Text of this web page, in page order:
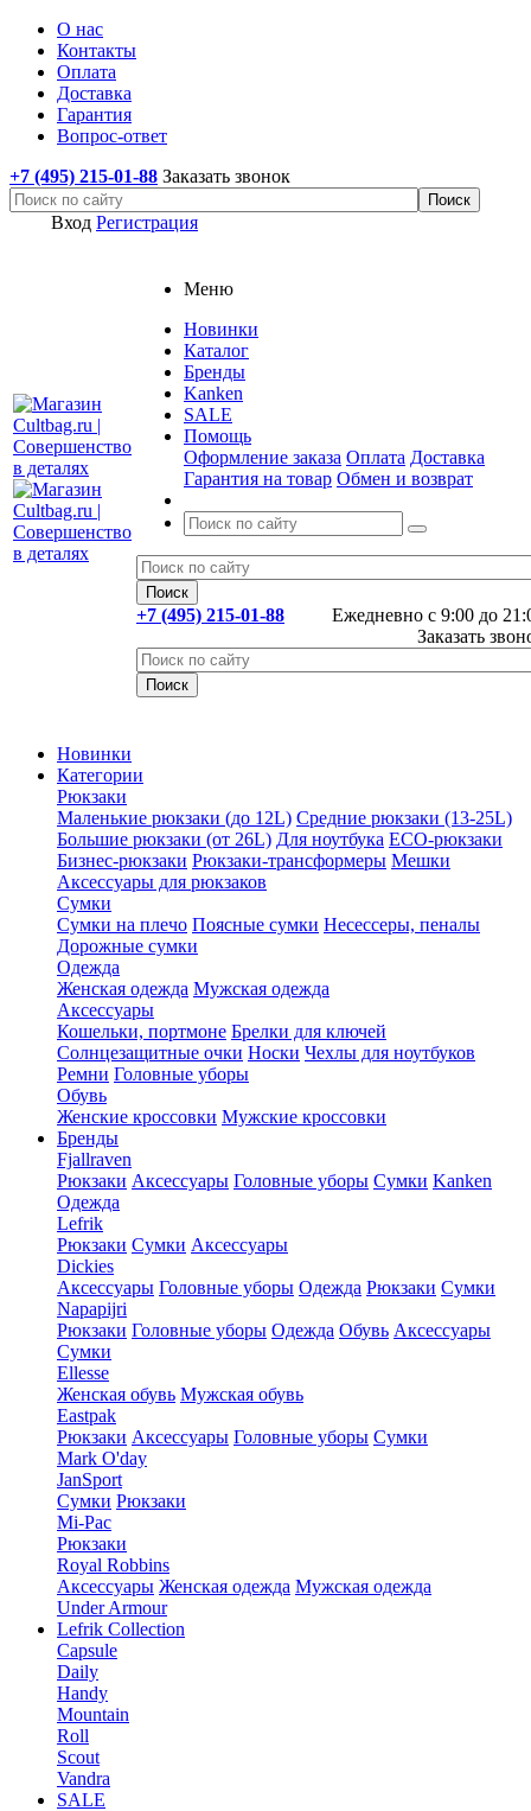
О нас
Контакты
Оплата
Доставка
Гарантия
Вопрос-ответ
+7 (495) 215-01-88 Заказать звонок
Вход Регистрация
Меню
Новинки
Каталог
Бренды
Kanken
SALE
Помощь
Оформление заказа Оплата Доставка
Гарантия на товар Обмен и возврат
Ежедневно с 9:00 до
+7 (495) 215-01-88
Заказать
Новинки
Категории
Рюкзаки
Маленькие рюкзаки (до 12L) Средние рюкзаки (13-25L)
Большие рюкзаки (от 26L) Для ноутбука ECO-рюкзаки
Бизнес-рюкзаки Рюкзаки-трансформеры Мешки
Аксессуары для рюкзаков
Сумки
Сумки на плечо Поясные сумки Несессеры, пеналы
Дорожные сумки
Одежда
Женская одежда Мужская одежда
Аксессуары
Кошельки, портмоне Брелки для ключей
Солнцезащитные очки Носки Чехлы для ноутбуков
Ремни Головные уборы
Обувь
Женские кроссовки Мужские кроссовки
Бренды
Fjallraven
Рюкзаки Аксессуары Головные уборы Сумки Kanken
Одежда
Lefrik
Рюкзаки Сумки Аксессуары
Dickies
Аксессуары Головные уборы Одежда Рюкзаки Сумки
Napapijri
Рюкзаки Головные уборы Одежда Обувь Аксессуары
Сумки
Ellesse
Женская обувь Мужская обувь
Eastpak
Рюкзаки Аксессуары Головные уборы Сумки
Mark O'day
JanSport
Сумки Рюкзаки
Mi-Pac
Рюкзаки
Royal Robbins
Аксессуары Женская одежда Мужская одежда
Under Armour
Lefrik Collection
Capsule
Daily
Handy
Mountain
Roll
Scout
Vandra
SALE